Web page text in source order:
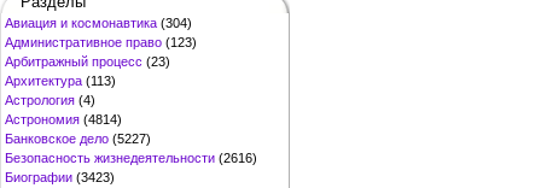
Авиация и космонавтика (304)
Административное право (123)
Арбитражный процесс (23)
Архитектура (113)
Астрология (4)
Астрономия (4814)
Банковское дело (5227)
Безопасность жизнедеятельности (2616)
Биографии (3423)